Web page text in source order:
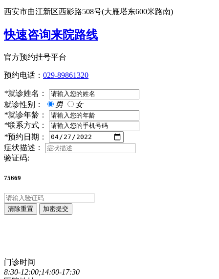
西安市曲江新区西影路508号(大雁塔东600米路南)
快速咨询来院路线
官方预约挂号平台
预约电话： 029-89861320
*就诊姓名：
就诊性别：
男
女
*就诊年龄：
*联系方式：
*预约日期：
症状描述：
验证码:
75669
清除重置 加密提交
门诊时间
8:30-12:00;14:00-17:30